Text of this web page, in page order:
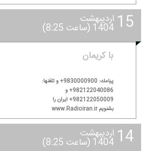
15 اردیبهشت
1404 (ساعت 8:25)
با كریمان
پیامك: 9830000900+ و تلفنها:
982122040086+ و
982122050009+ ایران را
بشنویم www.Radioiran.ir
14 اردیبهشت
1404 (ساعت 8:25)